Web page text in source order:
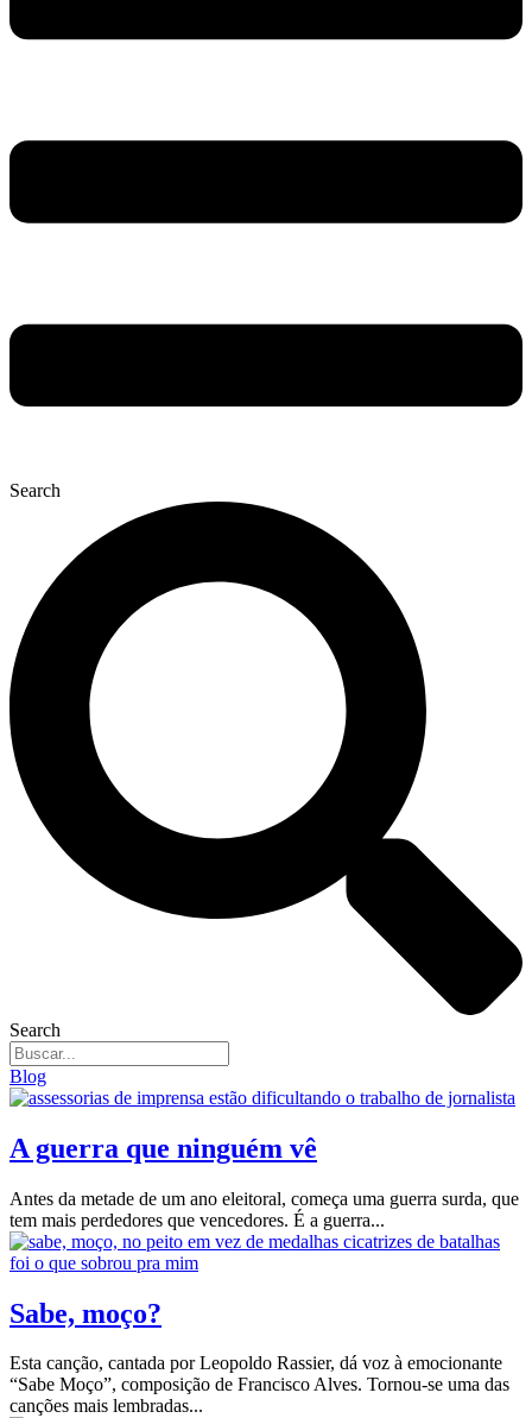
Search
Search
Blog
A guerra que ninguém vê
Antes da metade de um ano eleitoral, começa uma guerra surda, que
tem mais perdedores que vencedores. É a guerra...
Sabe, moço?
Esta canção, cantada por Leopoldo Rassier, dá voz à emocionante
“Sabe Moço”, composição de Francisco Alves. Tornou-se uma das
canções mais lembradas...